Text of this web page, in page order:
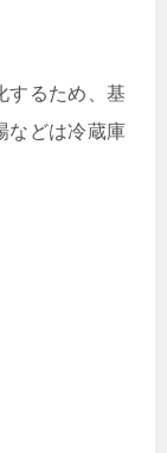
するため、基
などは冷蔵庫